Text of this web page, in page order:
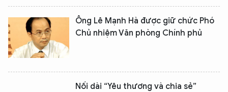
Ông Lê Mạnh Hà được giữ chức Phó
Chủ nhiệm Văn phòng Chính phủ
Nối dài “Yêu thương và chia sẻ”